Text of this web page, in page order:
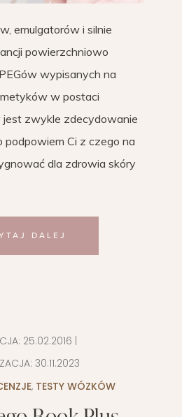
emulgatorów i silnie
powierzchniowo
wypisanych na
w postaci
jest zwykle zdecydowanie
podpowiem Ci z czego na
dla zdrowia skóry
DALEJ
25.02.2016 |
30.11.2023
, TESTY WÓZKÓW